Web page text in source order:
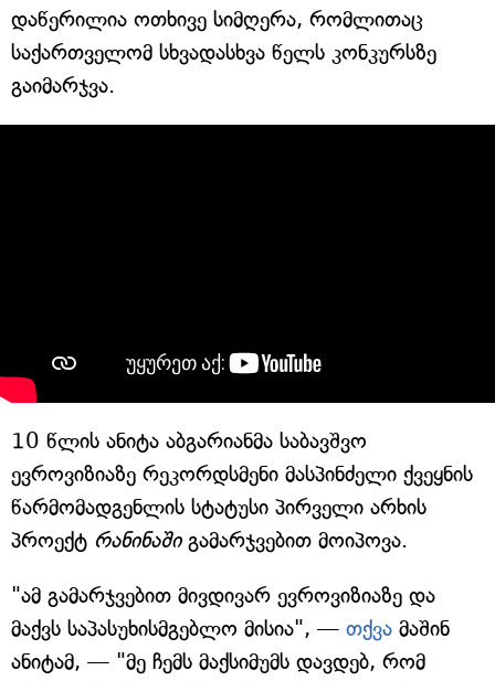
დაწერილია ოთხივე სიმღერა, რომლითაც
საქართველომ სხვადასხვა წელს კონკურსზე
გაიმარჯვა.
10 წლის ანიტა აბგარიანმა საბავშვო
ევროვიზიაზე რეკორდსმენი მასპინძელი ქვეყნის
წარმომადგენლის სტატუსი პირველი არხის
პროექტ რანინაშიგამარჯვებით მოიპოვა.
"ამ გამარჯვებით მივდივარ ევროვიზიაზე და
მაქვს საპასუხისმგებლო მისია", — თქვა მაშინ
ანიტამ, — "მე ჩემს მაქსიმუმს დავდებ, რომ